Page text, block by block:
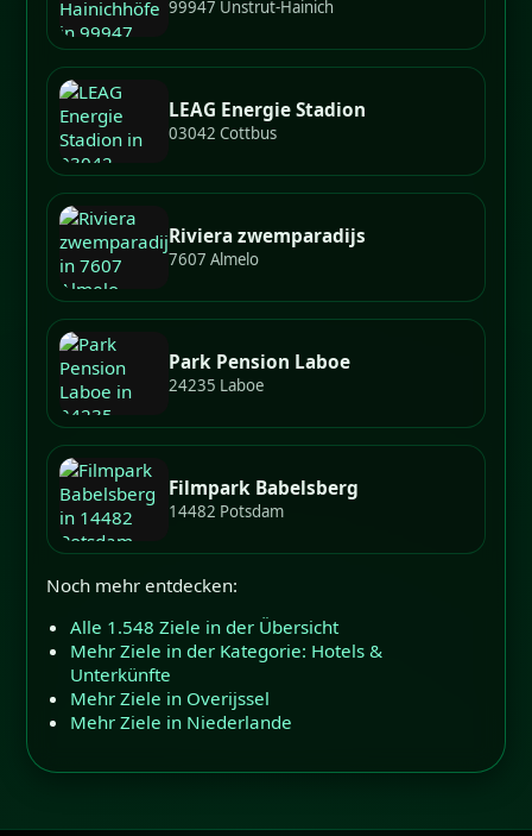
99947 Unstrut-Hainich
LEAG Energie Stadion
03042 Cottbus
Riviera zwemparadijs
7607 Almelo
Park Pension Laboe
24235 Laboe
Filmpark Babelsberg
14482 Potsdam
Noch mehr entdecken:
Alle 1.548 Ziele in der Übersicht
Mehr Ziele in der Kategorie: Hotels &
Unterkünfte
Mehr Ziele in Overijssel
Mehr Ziele in Niederlande